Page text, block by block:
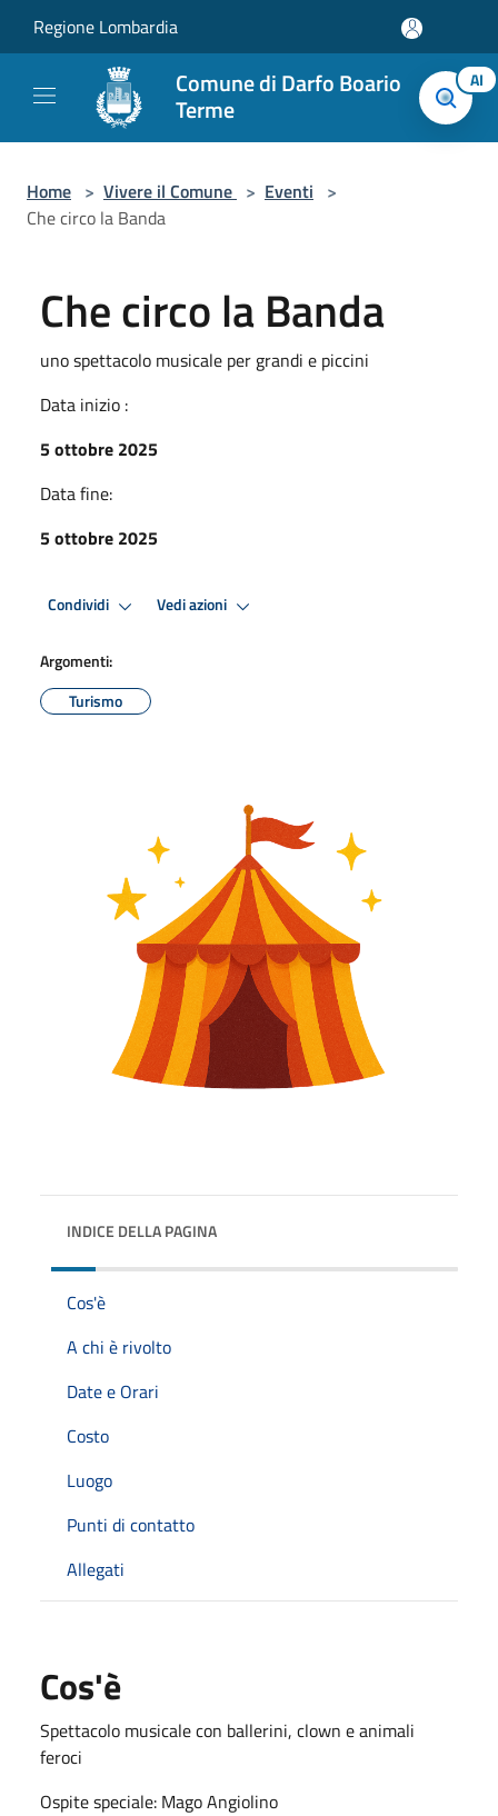
Regione Lombardia
Comune di Darfo Boario
Terme
AI
Home > Vivere il Comune > Eventi >
Che circo la Banda
Che circo la Banda
uno spettacolo musicale per grandi e piccini
Data inizio :
5 ottobre 2025
Data fine:
5 ottobre 2025
Condividi Vedi azioni
Argomenti:
Turismo
INDICE DELLA PAGINA
Cos'è
A chi è rivolto
Date e Orari
Costo
Luogo
Punti di contatto
Allegati
Cos'è
Spettacolo musicale con ballerini, clown e animali
feroci
Ospite speciale: Mago Angiolino